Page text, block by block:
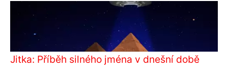
Jitka: Příběh silného jména v dnešní době